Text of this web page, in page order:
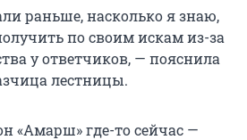
раньше, насколько я знаю,
по своим искам из-за
у ответчиков, — пояснила
лестницы.
«Амарш» где-то сейчас —